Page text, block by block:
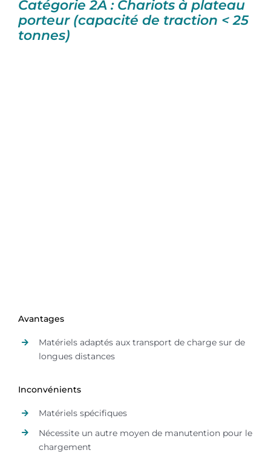
Catégorie 2A : Chariots à plateau
porteur (capacité de traction < 25
tonnes)
Avantages
Matériels adaptés aux transport de charge sur de
longues distances
Inconvénients
Matériels spécifiques
Nécessite un autre moyen de manutention pour le
chargement